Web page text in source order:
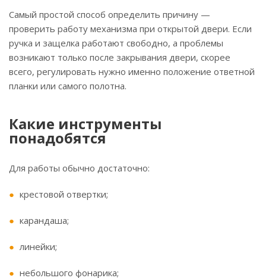
Самый простой способ определить причину —
проверить работу механизма при открытой двери. Если
ручка и защелка работают свободно, а проблемы
возникают только после закрывания двери, скорее
всего, регулировать нужно именно положение ответной
планки или самого полотна.
Какие инструменты
понадобятся
Для работы обычно достаточно:
крестовой отвертки;
карандаша;
линейки;
небольшого фонарика;